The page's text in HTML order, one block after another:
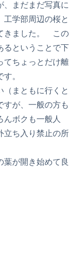
、まだまだ写真に
工学部周辺の桜と
きました。 この
るということで下
てちょっとだけ離
。
（まともに行くと
すが、一般の方も
ボクも一般人
立ち入り禁止の所
葉が開き始めて良